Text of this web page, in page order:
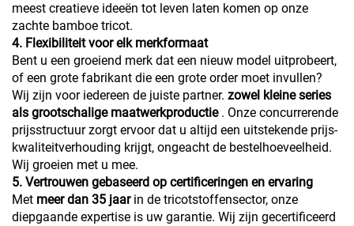
meest creatieve ideeën tot leven laten komen op onze
zachte bamboe tricot.
4. Flexibiliteit voor elk merkformaat
Bent u een groeiend merk dat een nieuw model uitprobeert,
of een grote fabrikant die een grote order moet invullen?
Wij zijn voor iedereen de juiste partner. zowel kleine series
als grootschalige maatwerkproductie . Onze concurrerende
prijsstructuur zorgt ervoor dat u altijd een uitstekende prijs-
kwaliteitverhouding krijgt, ongeacht de bestelhoeveelheid.
Wij groeien met u mee.
5. Vertrouwen gebaseerd op certificeringen en ervaring
Met meer dan 35 jaar in de tricotstoffensector, onze
diepgaande expertise is uw garantie. Wij zijn gecertificeerd